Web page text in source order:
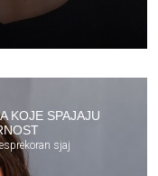
KOJE SPAJAJU
sjaj